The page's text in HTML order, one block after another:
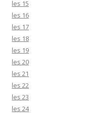
les 15
les 16
les 17
les 18
les 19
les 20
les 21
les 22
les 23
les 24